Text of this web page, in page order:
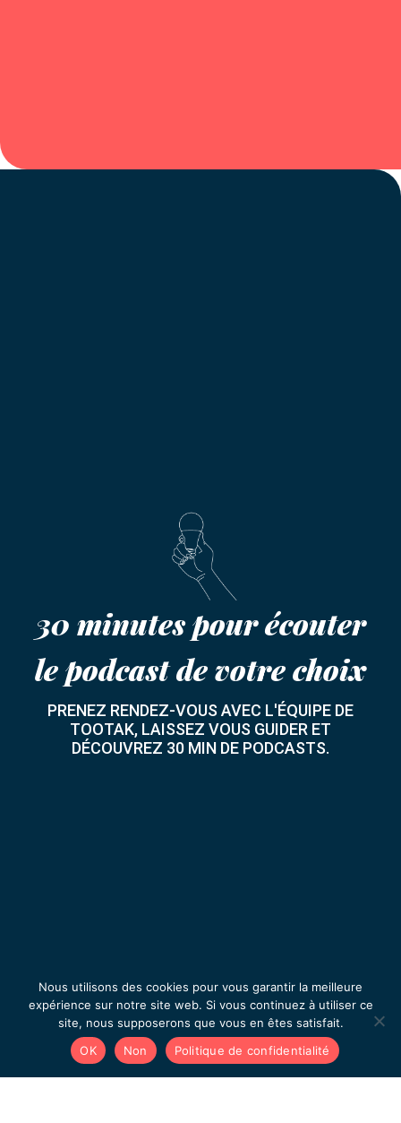
30 minutes pour écouter
le podcast de votre choix
PRENEZ RENDEZ-VOUS AVEC L'ÉQUIPE DE
TOOTAK, LAISSEZ VOUS GUIDER ET
DÉCOUVREZ 30 MIN DE PODCASTS.
Prenons rendez-vous
Nous utilisons des cookies pour vous garantir la meilleure
expérience sur notre site web. Si vous continuez à utiliser ce
site, nous supposerons que vous en êtes satisfait.
OK
Non Politique de confidentialité